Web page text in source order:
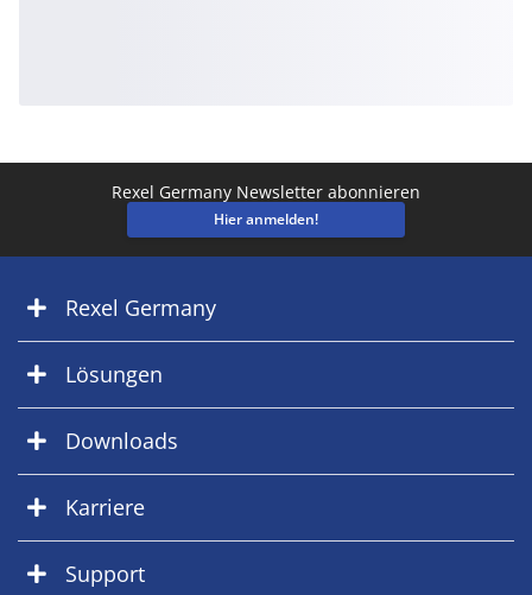
Rexel Germany Newsletter abonnieren
Hier anmelden!
Rexel Germany
Lösungen
Downloads
Karriere
Support